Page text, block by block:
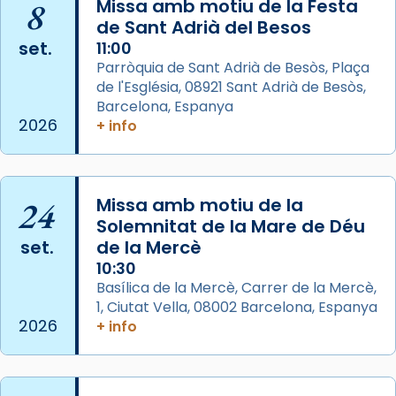
les aconseguirà el 1772. L’ofici que es canta
a la “Missa de les Santes” (“Missa de
Glòria”) fou composta el 1848 per Mn.
Manuel Blanch, amb aire d’òpera
italianitzant; s’interpreta per privilegi
pontifici, amb orquestra i cor, i té una
duració aproximada de tres hores. Després,
processó (recuperada el 1972) al voltant
del temple amb les relíquies de les santes.
Des de 1985 hi participa també un grup de
diablesses amb música i ball propis. Festa
gran a Mataró.
«Si vols saber què és calor, ves per les
Santes a Mataró»🥵.
Photo
View on Facebook · Share
8
set.
2026
Missa amb motiu de la Festa
de Sant Adrià del Besos
11:00
Parròquia de Sant Adrià de Besòs, Plaça
de l'Església, 08921 Sant Adrià de Besòs,
Barcelona, Espanya
+ info
24
set.
2026
Missa amb motiu de la
Solemnitat de la Mare de Déu
de la Mercè
10:30
Basílica de la Mercè, Carrer de la Mercè,
1, Ciutat Vella, 08002 Barcelona, Espanya
+ info